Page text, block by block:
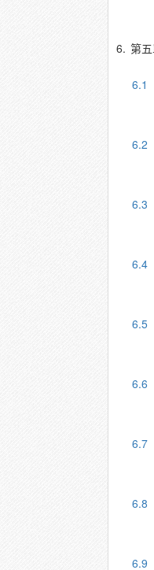
6. 第
6.1
6.2
6.3
6.4
6.5
6.6
6.7
6.8
6.9